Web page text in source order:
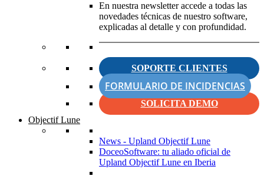
En nuestra newsletter accede a todas las
novedades técnicas de nuestro software,
explicadas al detalle y con profundidad.
SOPORTE CLIENTES
FORMULARIO DE INCIDENCIAS
SOLICITA DEMO
Objectif Lune
News - Upland Objectif Lune
DoceoSoftware: tu aliado oficial de
Upland Objectif Lune en Iberia